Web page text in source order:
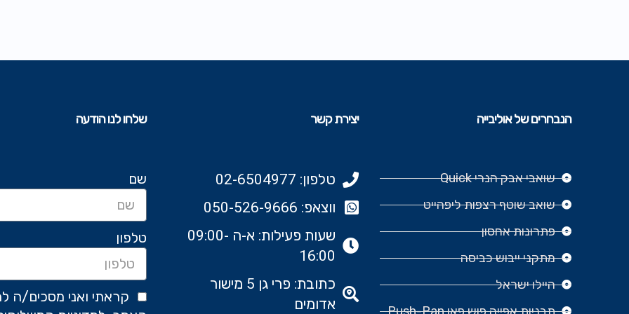
הנבחרים של אוליבייה
שואבי אבק הנרי Quick
שואב שוטף רצפות ליפהייט
פתרונות אחסון
מתקני ייבוש כביסה
היילו ישראל
יצירת קשר
טלפון: 02-6504977
ווצאפ: 050-526-9666‬
שעות פעילות: א-ה 09:00-
16:00
כתובת: פרי גן 5 מישור
אדומים
שלחו לנו הודעה
שם
טלפון
קראתי ואני מסכים/ה